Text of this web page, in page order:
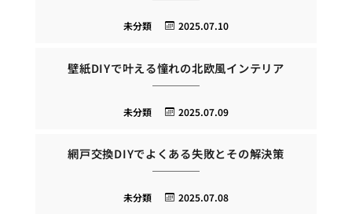
2025.07.10
未分類
壁紙DIYで叶える憧れの北欧風インテリア
2025.07.09
未分類
網戸交換DIYでよくある失敗とその解決策
2025.07.08
未分類